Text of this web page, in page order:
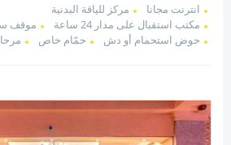
انترنت مجانا
مركز للياقة البدنية
مكتب استقبال على مدار 24 ساعة
موقف
حوض استحمام أو دش
حمّام خاص